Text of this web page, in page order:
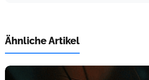
Ähnliche Artikel